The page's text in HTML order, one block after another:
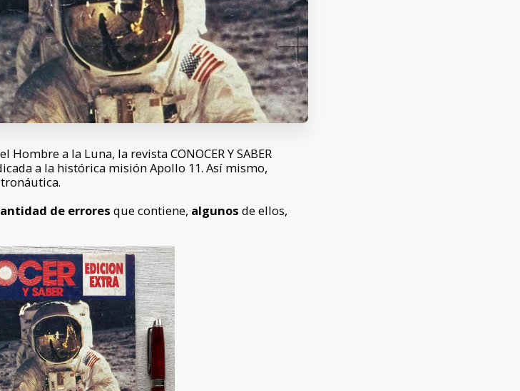
a la Luna, la revista CONOCER Y SABER
a la histórica misión Apollo 11. Así mismo,
de errores que contiene, algunos de ellos,